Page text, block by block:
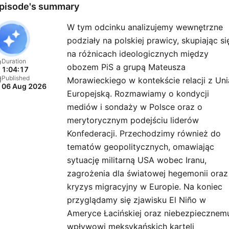
summary
Duration
1:04:17
Published
06 Aug 2026
W tym odcinku analizujemy wewnętrzne
podziały na polskiej prawicy, skupiając
na różnicach ideologicznych między
obozem PiS a grupą Mateusza
Morawieckiego w kontekście relacji z
Europejską. Rozmawiamy o kondycji
mediów i sondaży w Polsce oraz o
merytorycznym podejściu liderów
Konfederacji. Przechodzimy również do
tematów geopolitycznych, omawiając
sytuację militarną USA wobec Iranu,
zagrożenia dla światowej hegemonii oraz
kryzys migracyjny w Europie. Na koniec
przyglądamy się zjawisku El Niño w
Ameryce Łacińskiej oraz
wpływowi meksykańskich karteli